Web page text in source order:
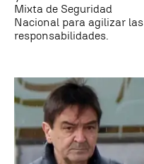
Mixta de Seguridad
Nacional para agilizar las
responsabilidades.